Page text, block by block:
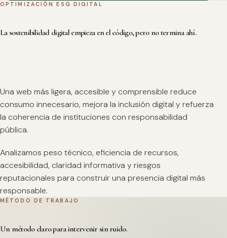
OPTIMIZACIÓN ESG DIGITAL
La sostenibilidad digital empieza en el código, pero no termina ahí.
Una web más ligera, accesible y comprensible reduce
consumo innecesario, mejora la inclusión digital y refuerza
la coherencia de instituciones con responsabilidad
pública.
Analizamos peso técnico, eficiencia de recursos,
accesibilidad, claridad informativa y riesgos
reputacionales para construir una presencia digital más
responsable.
MÉTODO DE TRABAJO
Un método claro para intervenir sin ruido.